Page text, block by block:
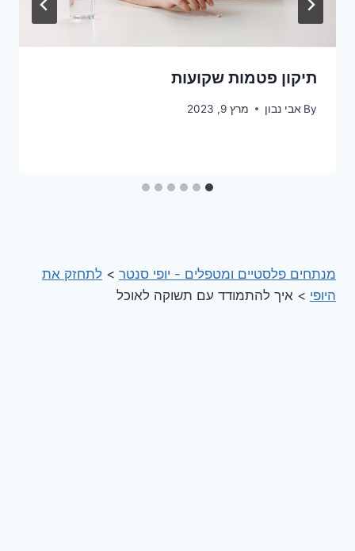
תיקון פטמות שקועות
By אבי נבון מרץ 9, 2023
מנתחים פלסטיים ומטפלים - יופי סנטר > לתחזק את
היופי > איך להתמודד עם תשוקה לאוכל